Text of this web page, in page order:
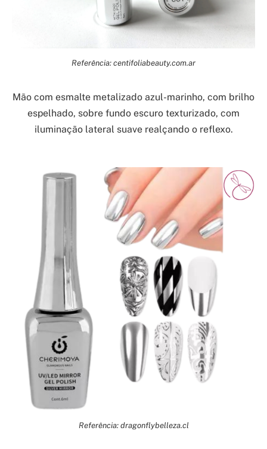
Referência: centifoliabeauty.com.ar
Mão com esmalte metalizado azul-marinho, com brilho
espelhado, sobre fundo escuro texturizado, com
iluminação lateral suave realçando o reflexo.
Referência: dragonflybelleza.cl